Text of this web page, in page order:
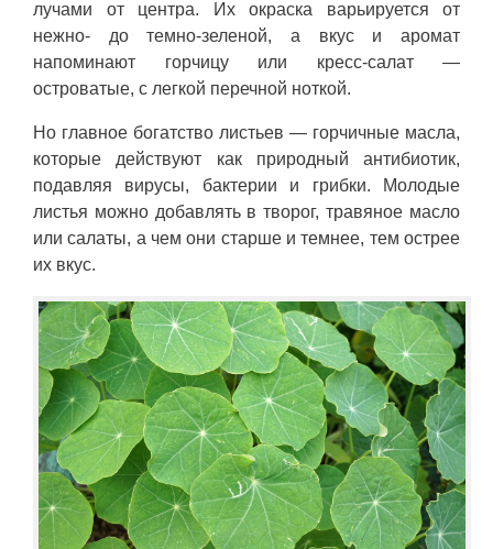
лучами от центра. Их окраска варьируется от
нежно- до темно-зеленой, а вкус и аромат
напоминают горчицу или кресс-салат —
островатые, с легкой перечной ноткой.
Но главное богатство листьев — горчичные масла,
которые действуют как природный антибиотик,
подавляя вирусы, бактерии и грибки. Молодые
листья можно добавлять в творог, травяное масло
или салаты, а чем они старше и темнее, тем острее
их вкус.